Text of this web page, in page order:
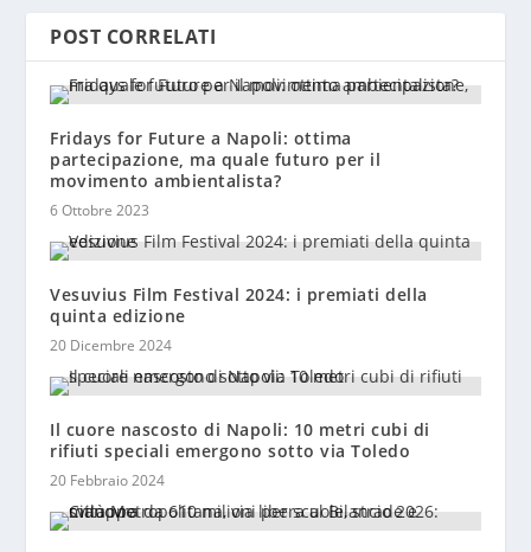
POST CORRELATI
Fridays for Future a Napoli: ottima
partecipazione, ma quale futuro per il
movimento ambientalista?
6 Ottobre 2023
Vesuvius Film Festival 2024: i premiati della
quinta edizione
20 Dicembre 2024
Il cuore nascosto di Napoli: 10 metri cubi di
rifiuti speciali emergono sotto via Toledo
20 Febbraio 2024